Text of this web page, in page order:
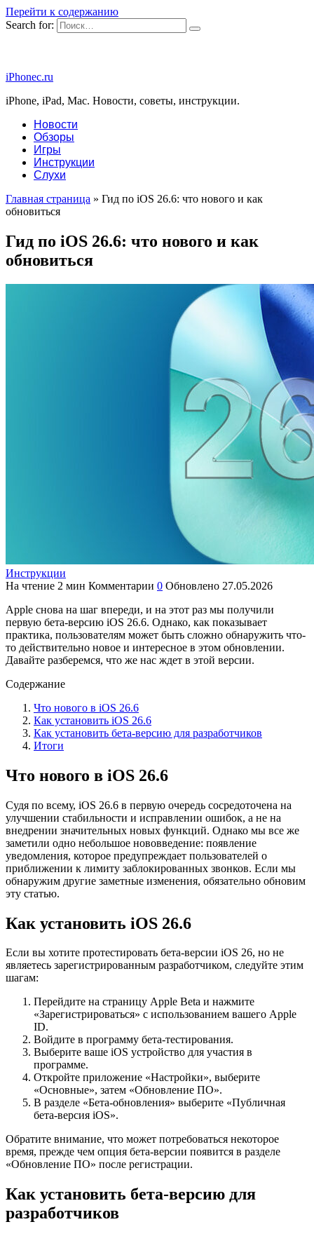
Перейти к содержанию
Search for:
iPhonec.ru
iPhone, iPad, Mac. Новости, советы, инструкции.
Новости
Обзоры
Игры
Инструкции
Слухи
Главная страница » Гид по iOS 26.6: что нового и как
обновиться
Гид по iOS 26.6: что нового и как
обновиться
Инструкции
На чтение 2 мин Комментарии 0 Обновлено 27.05.2026
Apple снова на шаг впереди, и на этот раз мы получили
первую бета-версию iOS 26.6. Однако, как показывает
практика, пользователям может быть сложно обнаружить что-
то действительно новое и интересное в этом обновлении.
Давайте разберемся, что же нас ждет в этой версии.
Содержание
Что нового в iOS 26.6
Как установить iOS 26.6
Как установить бета-версию для разработчиков
Итоги
Что нового в iOS 26.6
Судя по всему, iOS 26.6 в первую очередь сосредоточена на
улучшении стабильности и исправлении ошибок, а не на
внедрении значительных новых функций. Однако мы все же
заметили одно небольшое нововведение: появление
уведомления, которое предупреждает пользователей о
приближении к лимиту заблокированных звонков. Если мы
обнаружим другие заметные изменения, обязательно обновим
эту статью.
Как установить iOS 26.6
Если вы хотите протестировать бета-версии iOS 26, но не
являетесь зарегистрированным разработчиком, следуйте этим
шагам:
Перейдите на страницу Apple Beta и нажмите
«Зарегистрироваться» с использованием вашего Apple
ID.
Войдите в программу бета-тестирования.
Выберите ваше iOS устройство для участия в
программе.
Откройте приложение «Настройки», выберите
«Основные», затем «Обновление ПО».
В разделе «Бета-обновления» выберите «Публичная
бета-версия iOS».
Обратите внимание, что может потребоваться некоторое
время, прежде чем опция бета-версии появится в разделе
«Обновление ПО» после регистрации.
Как установить бета-версию для
разработчиков